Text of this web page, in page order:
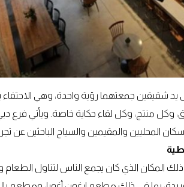
جمعتهما رؤية واحدة، وهي الاحتفاء
وكل منتج، وكل لقاء حكاية خاصة. ويأتي فرع
المحليين والمقيمين والسياح الباحثين عن
ذلك المكان الذي كان يجمع الناس لتناول الطعام